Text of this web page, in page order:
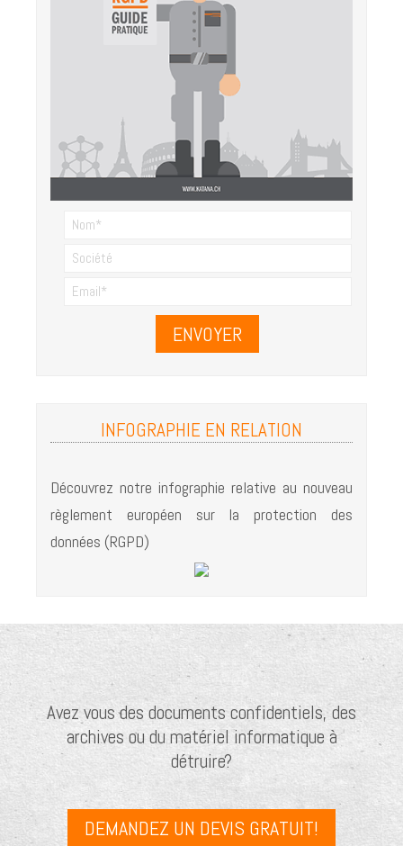
ENVOYER
INFOGRAPHIE EN RELATION
Découvrez notre infographie relative au nouveau
règlement européen sur la protection des
données (RGPD)
Avez vous des documents confidentiels, des
archives ou du matériel informatique à
détruire?
DEMANDEZ UN DEVIS GRATUIT!